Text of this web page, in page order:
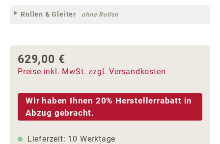
Rollen & Gleiter ohne Rollen
Regulärer Preis:
629,00 €
Preise inkl. MwSt. zzgl. Versandkosten
Wir haben Ihnen 20% Herstellerrabatt in
Abzug gebracht.
Lieferzeit: 10 Werktage